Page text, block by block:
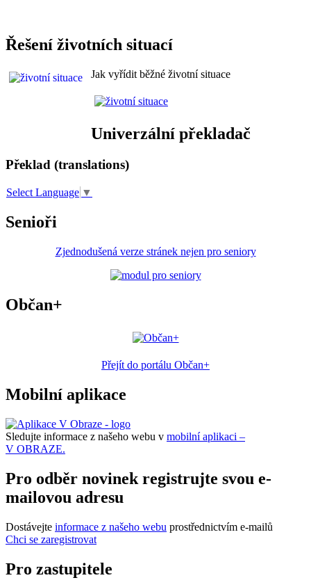
Řešení životních situací
Jak vyřídit běžné životní situace
Univerzální překladač
Překlad (translations)
Select Language ▼
Senioři
Zjednodušená verze stránek nejen pro seniory
Občan+
Přejít do portálu Občan+
Mobilní aplikace
Sledujte informace z našeho webu v mobilní aplikaci –
V OBRAZE.
Pro odběr novinek registrujte svou e-
mailovou adresu
Dostávejte informace z našeho webu prostřednictvím e-mailů
Chci se zaregistrovat
Pro zastupitele